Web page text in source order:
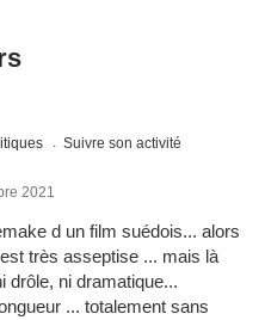
Suivre son activité
2021
d un film suédois... alors
très asseptise ... mais là
drôle, ni dramatique...
... totalement sans